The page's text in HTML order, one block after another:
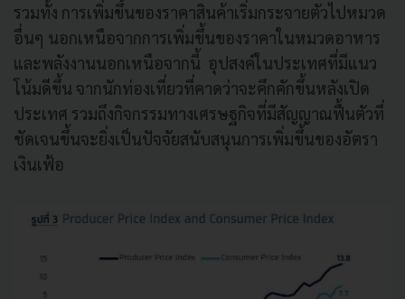
รวมทั้ง การเพิ่มขึ้นของราคาสินค้าเริ่มกระจายตัวไปหมวด
อื่นๆ นอกเหนือจากการเพิ่มขึ้นของราคาในหมวดอาหาร
และพลังงานนอกเหนือจากนี้ อุปสงค์ในประเทศที่มีแนว
โน้มดีขึ้น จากนักท่องเที่ยวที่คาดว่าจะคึกคักขึ้นหลังเปิด
ประเทศ รวมถึงกิจกรรมทางเศรษฐกิจที่มีสัญญาณฟื้นตัวที่
ชัดเจนขึ้นจะยิ่งเป็นปัจจัยสนับสนุนการเพิ่มขึ้นของอัตรา
เงินเฟ้อ